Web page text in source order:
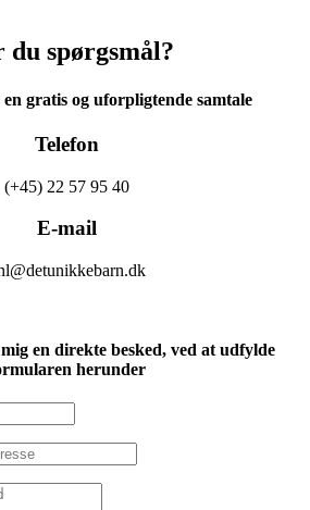
du spørgsmål?
gratis og uforpligtende samtale
Telefon
(+45) 22 57 95 40
E-mail
en direkte besked, ved at udfylde
herunder